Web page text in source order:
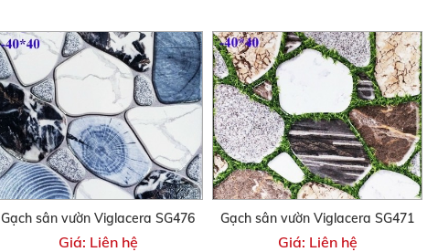
Gạch sân vườn Viglacera SG476
Giá: Liên hệ
Gạch sân vườn Viglacera SG471
Giá: Liên hệ